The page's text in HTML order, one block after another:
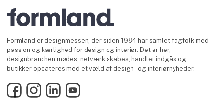
Formland er designmessen, der siden 1984 har samlet fagfolk med
passion og kærlighed for design og interiør. Det er her,
designbranchen mødes, netværk skabes, handler indgås og
butikker opdateres med et væld af design- og interiørnyheder.
FacebookInstagramLinkedInYouTube